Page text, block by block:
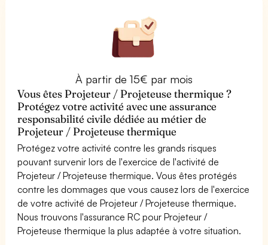
À partir de 15€ par mois
Vous êtes Projeteur / Projeteuse thermique ?
Protégez votre activité avec une assurance
responsabilité civile dédiée au métier de
Projeteur / Projeteuse thermique
Protégez votre activité contre les grands risques
pouvant survenir lors de l'exercice de l'activité de
Projeteur / Projeteuse thermique. Vous êtes protégés
contre les dommages que vous causez lors de l'exercice
de votre activité de Projeteur / Projeteuse thermique.
Nous trouvons l'assurance RC pour Projeteur /
Projeteuse thermique la plus adaptée à votre situation.